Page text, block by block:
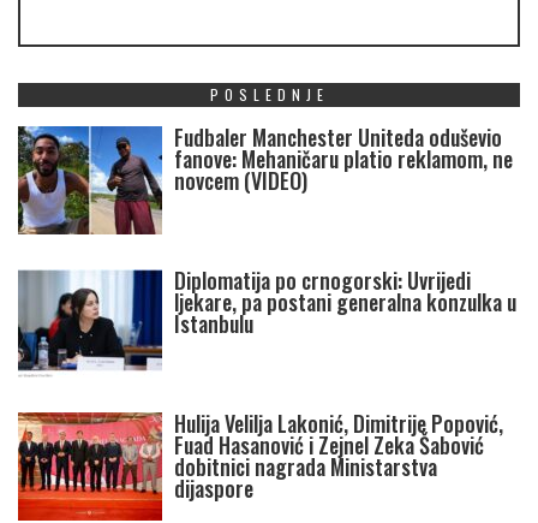
POSLEDNJE
Fudbaler Manchester Uniteda oduševio
fanove: Mehaničaru platio reklamom, ne
novcem (VIDEO)
Diplomatija po crnogorski: Uvrijedi
ljekare, pa postani generalna konzulka u
Istanbulu
Hulija Velilja Lakonić, Dimitrije Popović,
Fuad Hasanović i Zejnel Zeka Šabović
dobitnici nagrada Ministarstva
dijaspore